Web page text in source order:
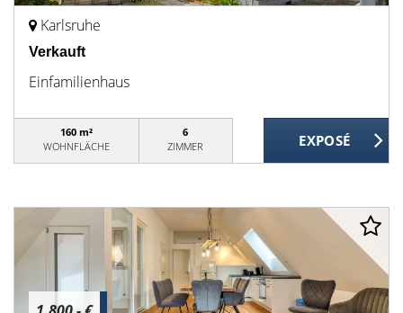
Karlsruhe
Verkauft
Einfamilienhaus
160 m²
WOHNFLÄCHE
6
ZIMMER